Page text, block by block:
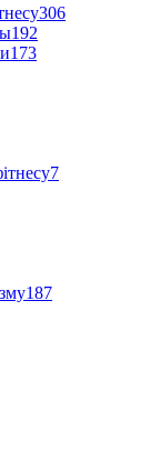
306
192
173
7
187